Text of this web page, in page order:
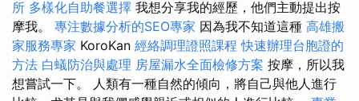
所 多樣化自助餐選擇 我想分享我的經歷，他們主動提出按
摩我。 專注數據分析的SEO專家 因為我不知道這種 高雄搬
家服務專家 KoroKan 經絡調理證照課程 快速辦理台胞證的
方法 白蟻防治與處理 房屋漏水全面檢修方案 按摩，所以我
想嘗試一下。 人類有一種自然的傾向，將自己與他人進行